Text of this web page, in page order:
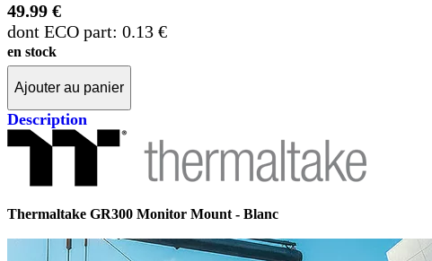
49.99 €
dont ECO part: 0.13 €
en stock
Ajouter au panier
Description
Thermaltake GR300 Monitor Mount - Blanc